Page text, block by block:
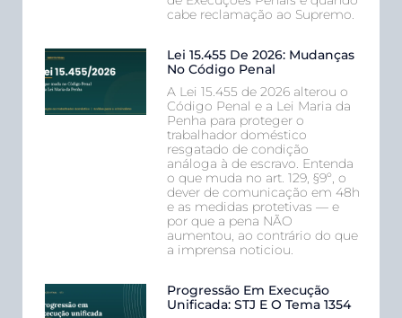
cabe reclamação ao Supremo.
Lei 15.455 De 2026: Mudanças
No Código Penal
A Lei 15.455 de 2026 alterou o
Código Penal e a Lei Maria da
Penha para proteger o
trabalhador doméstico
resgatado de condição
análoga à de escravo. Entenda
o que muda no art. 129, §9º, o
dever de comunicação em 48h
e as medidas protetivas — e
por que a pena NÃO
aumentou, ao contrário do que
a imprensa noticiou.
Progressão Em Execução
Unificada: STJ E O Tema 1354